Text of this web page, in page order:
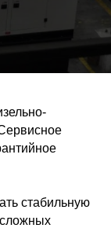
стабильную